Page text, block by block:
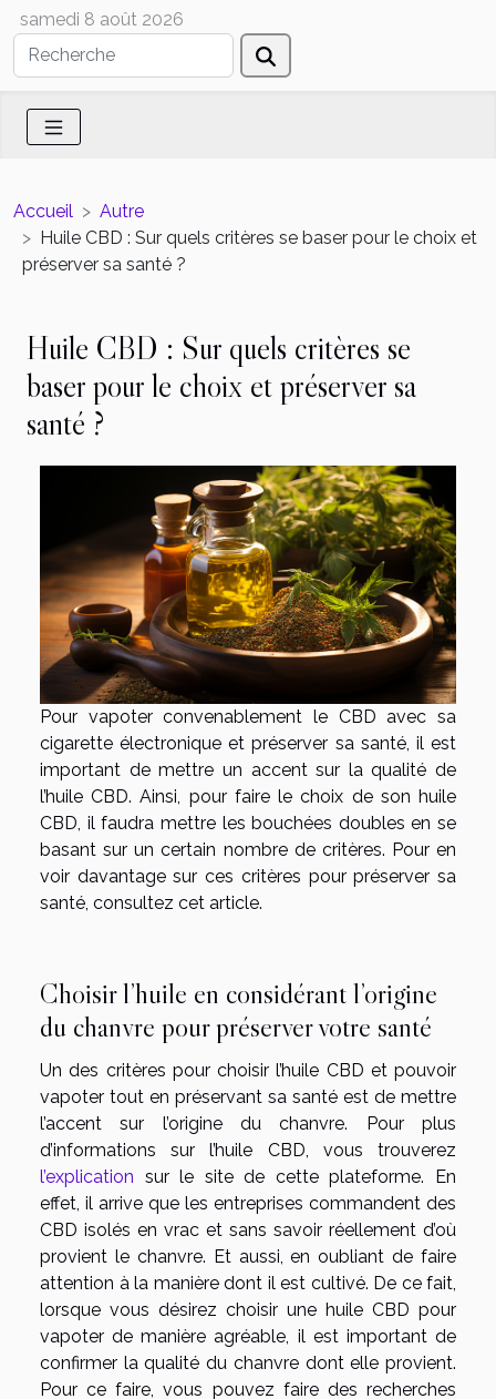
samedi 8 août 2026
Accueil
Autre
Huile CBD : Sur quels critères se baser pour le choix et
préserver sa santé ?
Huile CBD : Sur quels critères se
baser pour le choix et préserver sa
santé ?
Pour vapoter convenablement le CBD avec sa
cigarette électronique et préserver sa santé, il est
important de mettre un accent sur la qualité de
l’huile CBD. Ainsi, pour faire le choix de son huile
CBD, il faudra mettre les bouchées doubles en se
basant sur un certain nombre de critères. Pour en
voir davantage sur ces critères pour préserver sa
santé, consultez cet article.
Choisir l’huile en considérant l’origine
du chanvre pour préserver votre santé
Un des critères pour choisir l’huile CBD et pouvoir
vapoter tout en préservant sa santé est de mettre
l’accent sur l’origine du chanvre. Pour plus
d’informations sur l’huile CBD, vous trouverez
l’explication sur le site de cette plateforme. En
effet, il arrive que les entreprises commandent des
CBD isolés en vrac et sans savoir réellement d’où
provient le chanvre. Et aussi, en oubliant de faire
attention à la manière dont il est cultivé. De ce fait,
lorsque vous désirez choisir une huile CBD pour
vapoter de manière agréable, il est important de
confirmer la qualité du chanvre dont elle provient.
Pour ce faire, vous pouvez faire des recherches